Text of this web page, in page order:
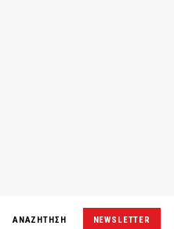
ΑΝΑΖΗΤΗΣΗ NEWSLETTER